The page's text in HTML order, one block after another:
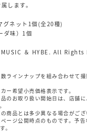
します。
グネット1個(全20種)
ダ味）1個
＆ HYBE. All Rights
ラインナップを組み合わせて
ー希望小売価格表示です。
のお取り扱い開始日は、店舗に
商品とは多少異なる場合がござ
ージ公開時点のものです。予告
。